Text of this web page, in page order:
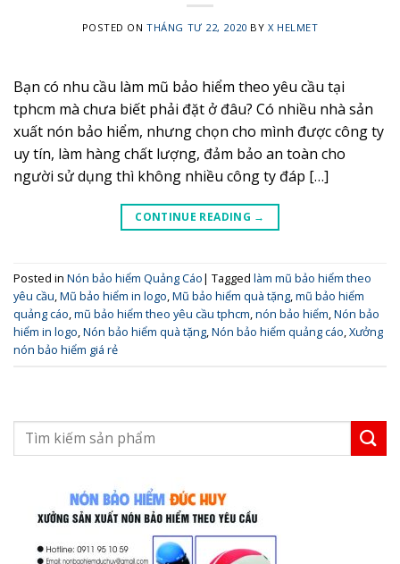
POSTED ONTHÁNG TƯ 22, 2020 BY X HELMET
Bạn có nhu cầu làm mũ bảo hiểm theo yêu cầu tại
tphcm mà chưa biết phải đặt ở đâu? Có nhiều nhà sản
xuất nón bảo hiểm, nhưng chọn cho mình được công ty
uy tín, làm hàng chất lượng, đảm bảo an toàn cho
người sử dụng thì không nhiều công ty đáp […]
CONTINUE READING →
Posted in Nón bảo hiểm Quảng Cáo| Tagged làm mũ bảo hiểm theo
yêu cầu,Mũ bảo hiểm in logo,Mũ bảo hiểm quà tặng,mũ bảo hiểm
quảng cáo,mũ bảo hiểm theo yêu cầu tphcm,nón bảo hiểm,Nón bảo
hiểm in logo,Nón bảo hiểm quà tặng,Nón bảo hiểm quảng cáo,Xưởng
nón bảo hiểm giá rẻ